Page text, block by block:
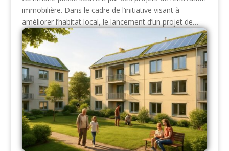
immobilière. Dans le cadre de l’initiative visant à
améliorer l’habitat local, le lancement d’un projet de…